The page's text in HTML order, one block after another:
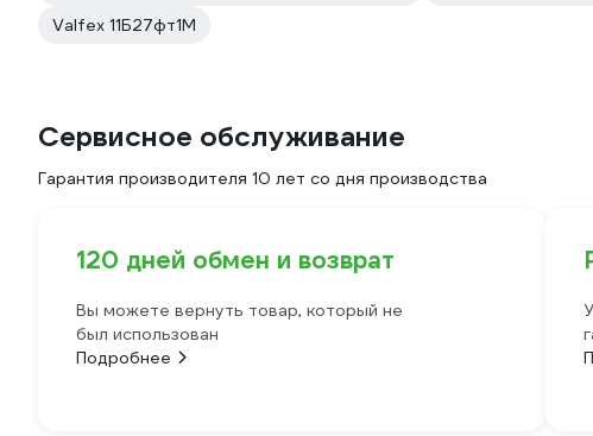
Valfex 11Б27фт1М
Сервисное обслуживание
Гарантия производителя 10 лет со дня производства
120 дней обмен и возврат
Вы можете вернуть товар, который не
был использован
Подробнее